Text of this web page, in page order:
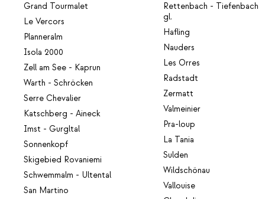
Grand Tourmalet
Le Vercors
Planneralm
Isola 2000
Zell am See - Kaprun
Warth - Schröcken
Serre Chevalier
Katschberg - Aineck
Imst - Gurgltal
Sonnenkopf
Skigebied Rovaniemi
Schwemmalm - Ultental
San Martino
Rettenbach - Tiefenbach
gl.
Hafling
Nauders
Les Orres
Radstadt
Zermatt
Valmeinier
Pra-loup
La Tania
Sulden
Wildschönau
Vallouise